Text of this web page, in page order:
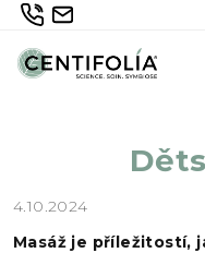
Přejít
obsah
735 336 882
info@centifolia.cz
4.10.2024
Masáž je příležitostí,